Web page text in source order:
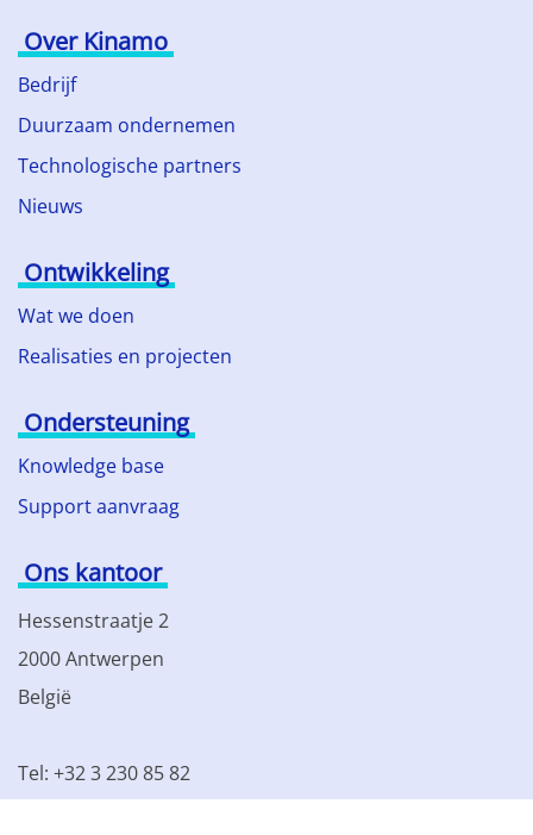
Over Kinamo
Bedrijf
Duurzaam ondernemen
Technologische partners
Nieuws
Ontwikkeling
Wat we doen
Realisaties en projecten
Ondersteuning
Knowledge base
Support aanvraag
Ons kantoor
Hessenstraatje 2
2000 Antwerpen
België
Tel: +32 3 230 85 82